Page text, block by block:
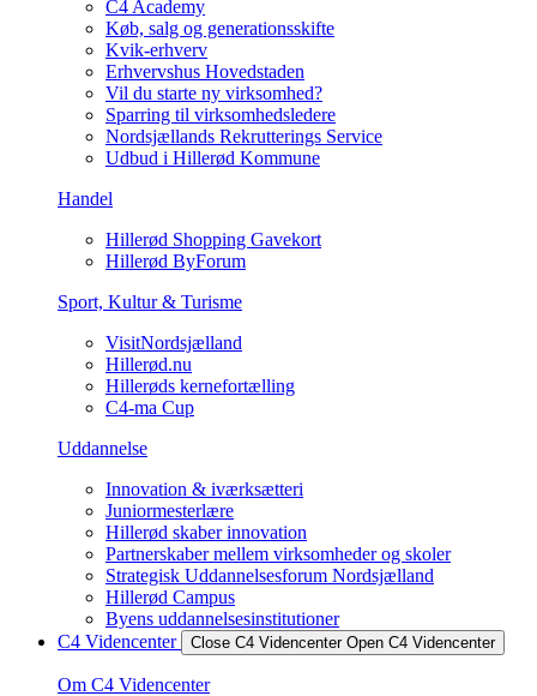
C4 Academy
Køb, salg og generationsskifte
Kvik-erhverv
Erhvervshus Hovedstaden
Vil du starte ny virksomhed?
Sparring til virksomhedsledere
Nordsjællands Rekrutterings Service
Udbud i Hillerød Kommune
Handel
Hillerød Shopping Gavekort
Hillerød ByForum
Sport, Kultur & Turisme
VisitNordsjælland
Hillerød.nu
Hillerøds kernefortælling
C4-ma Cup
Uddannelse
Innovation & iværksætteri
Juniormesterlære
Hillerød skaber innovation
Partnerskaber mellem virksomheder og skoler
Strategisk Uddannelsesforum Nordsjælland
Hillerød Campus
Byens uddannelsesinstitutioner
C4 Videncenter
Close C4 Videncenter Open C4 Videncenter
Om C4 Videncenter